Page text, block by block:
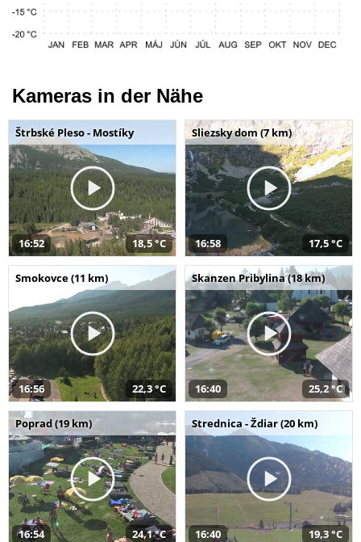
Kameras in der Nähe
Štrbské Pleso - Mostíky
16:52 18,5 °C
Sliezsky dom (7 km)
16:58 17,5 °C
Smokovce (11 km)
16:56 22,3 °C
Skanzen Pribylina (18 km)
16:40 25,2 °C
Poprad (19 km)
16:54 24,1 °C
Strednica - Ždiar (20 km)
16:40 19,3 °C